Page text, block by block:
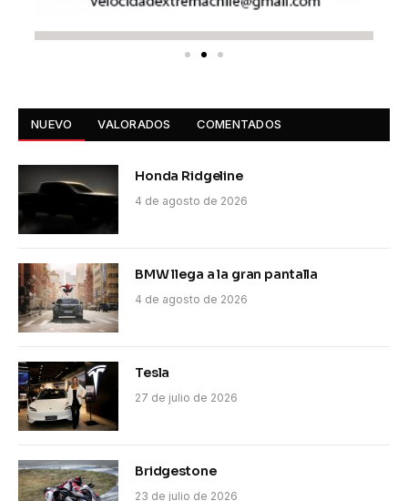
NUEVO VALORADOS COMENTADOS
Honda Ridgeline
4 de agosto de 2026
BMW llega a la gran pantalla
4 de agosto de 2026
Tesla
27 de julio de 2026
Bridgestone
23 de julio de 2026